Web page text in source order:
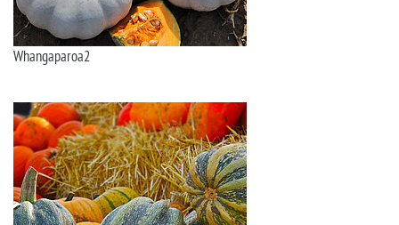
Whangaparoa2